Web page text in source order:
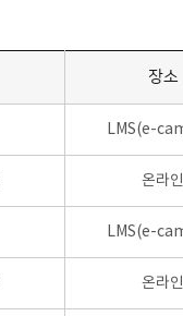
장소
LMS(e-
온라인
LMS(e-
온라인